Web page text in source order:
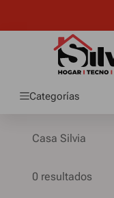
Categorías
Casa Silvia
0